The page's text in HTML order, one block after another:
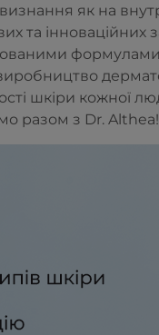
як на
та інноваційних
шкіри кожної
разом з Dr. Althea!